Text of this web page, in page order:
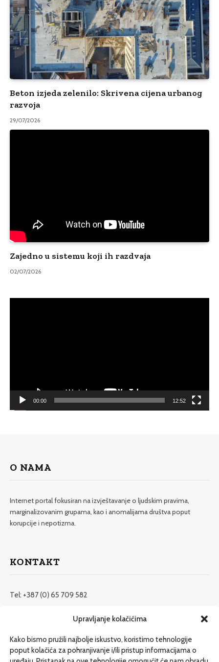
Upravljanje kolačićima
Kako bismo pružili najbolje iskustvo, koristimo tehnologije
poput kolačića za pohranjivanje i/ili pristup informacijama o
Beton izjeda zelenilo: Skrivena cijena urbanog
razvoja
29/07/2026
Zajedno u sistemu koji ih razdvaja
02/07/2026
00:00 12:52
O NAMA
Internet portal fokusiran na izvještavanje o ljudskim pravima,
marginalizovanim grupama, kao i anomalijama društva poput
korupcije i nepotizma.
KONTAKT
Tel: +387 (0) 65 709 582
redakcija@etrafika.net